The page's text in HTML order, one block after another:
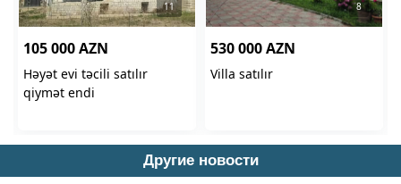
Другие новости